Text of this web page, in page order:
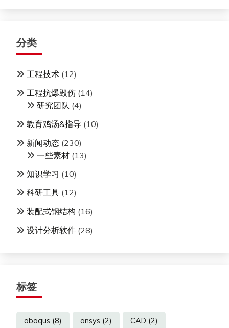
分类
工程技术 (12)
工程抗爆毁伤 (14)
研究团队 (4)
教育鸡汤&指导 (10)
新闻动态 (230)
一些素材 (13)
知识学习 (10)
科研工具 (12)
装配式钢结构 (16)
设计分析软件 (28)
标签
abaqus (8) ansys (2) CAD (2)